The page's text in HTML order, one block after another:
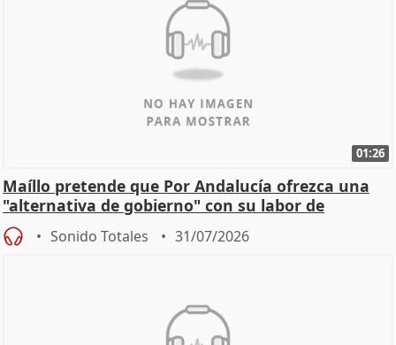
01:26
Maíllo pretende que Por Andalucía ofrezca una
"alternativa de gobierno" con su labor de
oposición
Sonido Totales 31/07/2026